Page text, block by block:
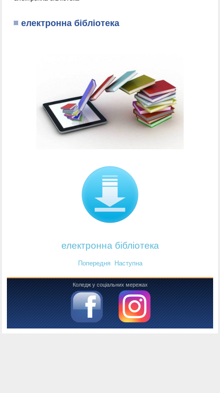
електронна бібліотека
електронна бібліотека
Попередня Наступна
Коледж у соціальних мережах